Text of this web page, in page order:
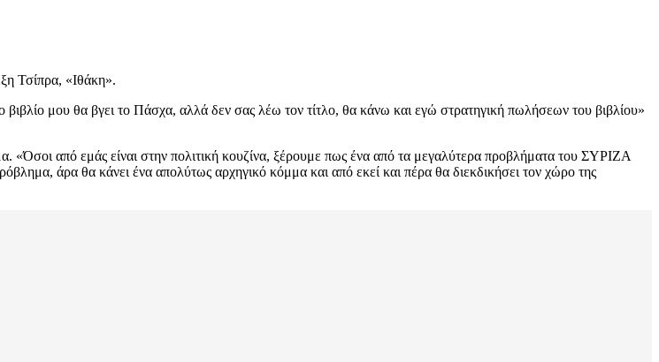
Τσίπρα, «Ιθάκη».
μου θα βγει το Πάσχα, αλλά δεν σας λέω τον τίτλο, θα κάνω και εγώ στρατηγική πωλήσεων του βιβλίου»
«Όσοι από εμάς είναι στην πολιτική κουζίνα, ξέρουμε πως ένα από τα μεγαλύτερα προβλήματα του ΣΥΡΙΖΑ
άρα θα κάνει ένα απολύτως αρχηγικό κόμμα και από εκεί και πέρα θα διεκδικήσει τον χώρο της